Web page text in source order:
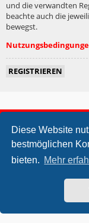
Diese Website
bestmöglichen
bieten. Mehr
und die verwandten
beachte auch die
bewegst.
REGISTRIEREN
metrolike style by
Powered